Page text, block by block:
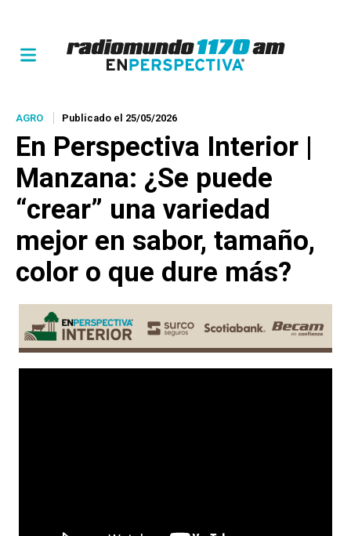
AGRO Publicado el 25/05/2026
En Perspectiva Interior |
Manzana: ¿Se puede
“crear” una variedad
mejor en sabor, tamaño,
color o que dure más?